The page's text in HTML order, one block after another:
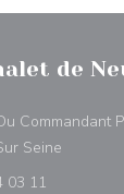
de
Commandant
Seine
03 11